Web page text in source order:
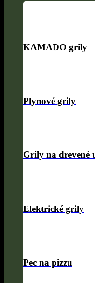
KAMADO grily
Plynové grily
Grily na drevené
Elektrické grily
Pec na pizzu